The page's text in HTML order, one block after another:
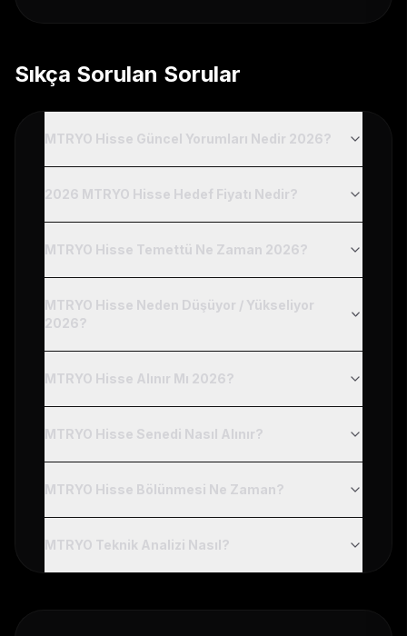
Sıkça Sorulan Sorular
MTRYO Hisse Güncel Yorumları Nedir 2026?
2026 MTRYO Hisse Hedef Fiyatı Nedir?
MTRYO Hisse Temettü Ne Zaman 2026?
MTRYO Hisse Neden Düşüyor / Yükseliyor
2026?
MTRYO Hisse Alınır Mı 2026?
MTRYO Hisse Senedi Nasıl Alınır?
MTRYO Hisse Bölünmesi Ne Zaman?
MTRYO Teknik Analizi Nasıl?